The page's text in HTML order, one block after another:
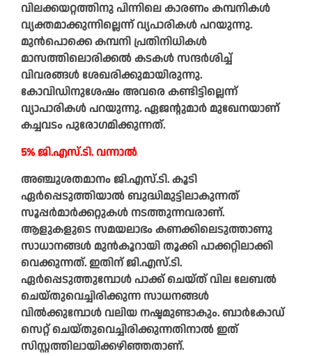
വിലക്കയറ്റത്തിനു പിന്നിലെ കാരണം കമ്പനികൾ
വ്യക്തമാക്കുന്നില്ലെന്ന് വ്യപാരികൾ പറയുന്നു.
മുൻപൊക്കെ കമ്പനി പ്രതിനിധികൾ
മാസത്തിലൊരിക്കൽ കടകൾ സന്ദർശിച്ച്
വിവരങ്ങൾ ശേഖരിക്കുമായിരുന്നു.
കോവിഡിനുശേഷം അവരെ കണ്ടിട്ടില്ലെന്ന്
വ്യാപാരികൾ പറയുന്നു. ഏജന്റുമാർ മുഖേനയാണ്
കച്ചവടം പുരോഗമിക്കുന്നത്.
5% ജി.എസ്.ടി. വന്നാൽ
അഞ്ചുശതമാനം ജി.എസ്.ടി. കൂടി
ഏർപ്പെടുത്തിയാൽ ബുദ്ധിമുട്ടിലാകുന്നത്
സൂപ്പർമാർക്കറ്റുകൾ നടത്തുന്നവരാണ്.
ആളുകളുടെ സമയലാഭം കണക്കിലെടുത്താണു
സാധാനങ്ങൾ മുൻകൂറായി തൂക്കി പാക്കറ്റിലാക്കി
വെക്കുന്നത്. ഇതിന് ജി.എസ്.ടി.
ഏർപ്പെടുത്തുമ്പോൾ പാക്ക് ചെയ്ത് വില ലേബൽ
ചെയ്തുവെച്ചിരിക്കുന്ന സാധനങ്ങൾ
വിൽക്കുമ്പോൾ വലിയ നഷ്ടമുണ്ടാകും. ബാർകോഡ്
സെറ്റ് ചെയ്തുവെച്ചിരിക്കുന്നതിനാൽ ഇത്
സിസ്റ്റത്തിലായിക്കഴിഞ്ഞതാണ്.